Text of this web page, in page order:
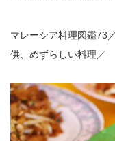
マレーシア料理図鑑
供、めずらしい料理／